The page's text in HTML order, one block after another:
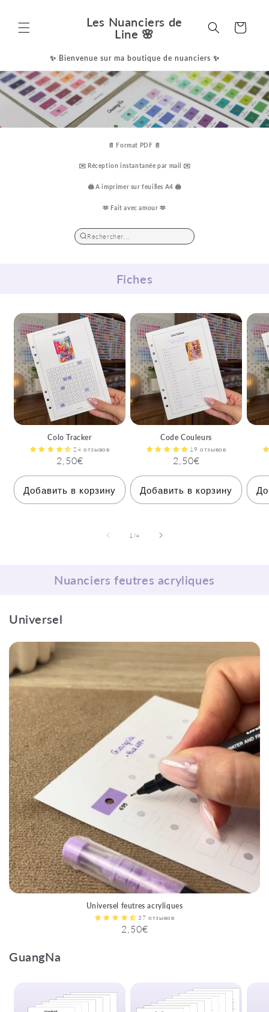
контенту
Les Nuanciers de
Line 🌸
Корзина
✨ Bienvenue sur ma boutique de nuanciers ✨
📄 Format PDF 📄
✉️ Réception instantanée par mail ✉️
🖨️ A imprimer sur feuilles A4 🖨️
🫶 Fait avec amour 🫶
Rechercher...
Fiches
Colo Tracker
24 отзывов
Обычная
цена
2,50€
Добавить в корзину
Code Couleurs
19 отзывов
Обычная
цена
2,50€
Добавить в корзину
1 /из
4
Nuanciers feutres acryliques
Universel
Universel feutres acryliques
37 отзывов
Обычная
2,50€
GuangNa